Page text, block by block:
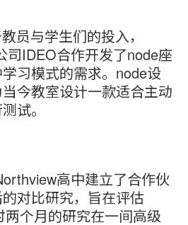
员与学生们的投入，
司IDEO合作开发了node座
习模式的需求。node设
今教室设计一款适合主动
试。
高中建立了合作伙
对比研究，旨在评估
个月的研究在一间高级